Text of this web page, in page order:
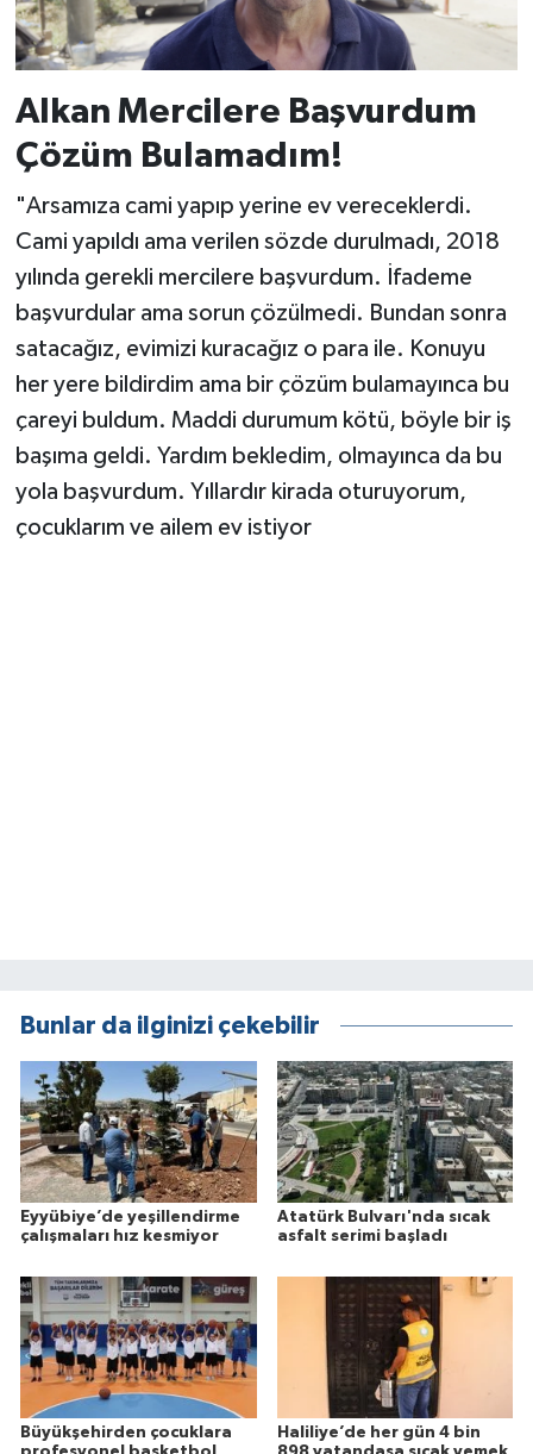
Alkan Mercilere Başvurdum
Çözüm Bulamadım!
"Arsamıza cami yapıp yerine ev vereceklerdi.
Cami yapıldı ama verilen sözde durulmadı, 2018
yılında gerekli mercilere başvurdum. İfademe
başvurdular ama sorun çözülmedi. Bundan sonra
satacağız, evimizi kuracağız o para ile. Konuyu
her yere bildirdim ama bir çözüm bulamayınca bu
çareyi buldum. Maddi durumum kötü, böyle bir iş
başıma geldi. Yardım bekledim, olmayınca da bu
yola başvurdum. Yıllardır kirada oturuyorum,
çocuklarım ve ailem ev istiyor
Bunlar da ilginizi çekebilir
Eyyübiye’de yeşillendirme
çalışmaları hız kesmiyor
Atatürk Bulvarı'nda sıcak
asfalt serimi başladı
Büyükşehirden çocuklara
Haliliye’de her gün 4 bin